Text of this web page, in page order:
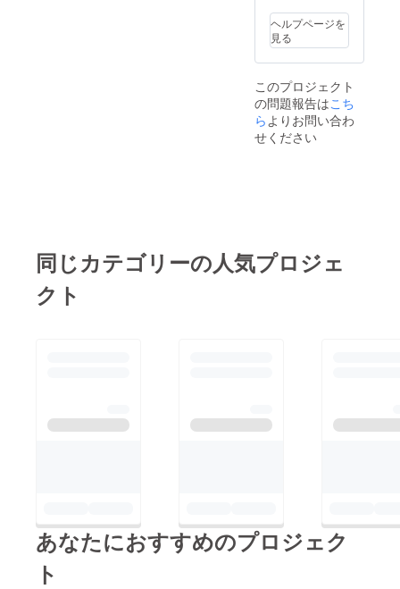
ヘルプページを
見る
このプロジェクト
の問題報告はこち
らよりお問い合わ
せください
同じカテゴリーの人気プロジェ
クト
あなたにおすすめのプロジェク
ト